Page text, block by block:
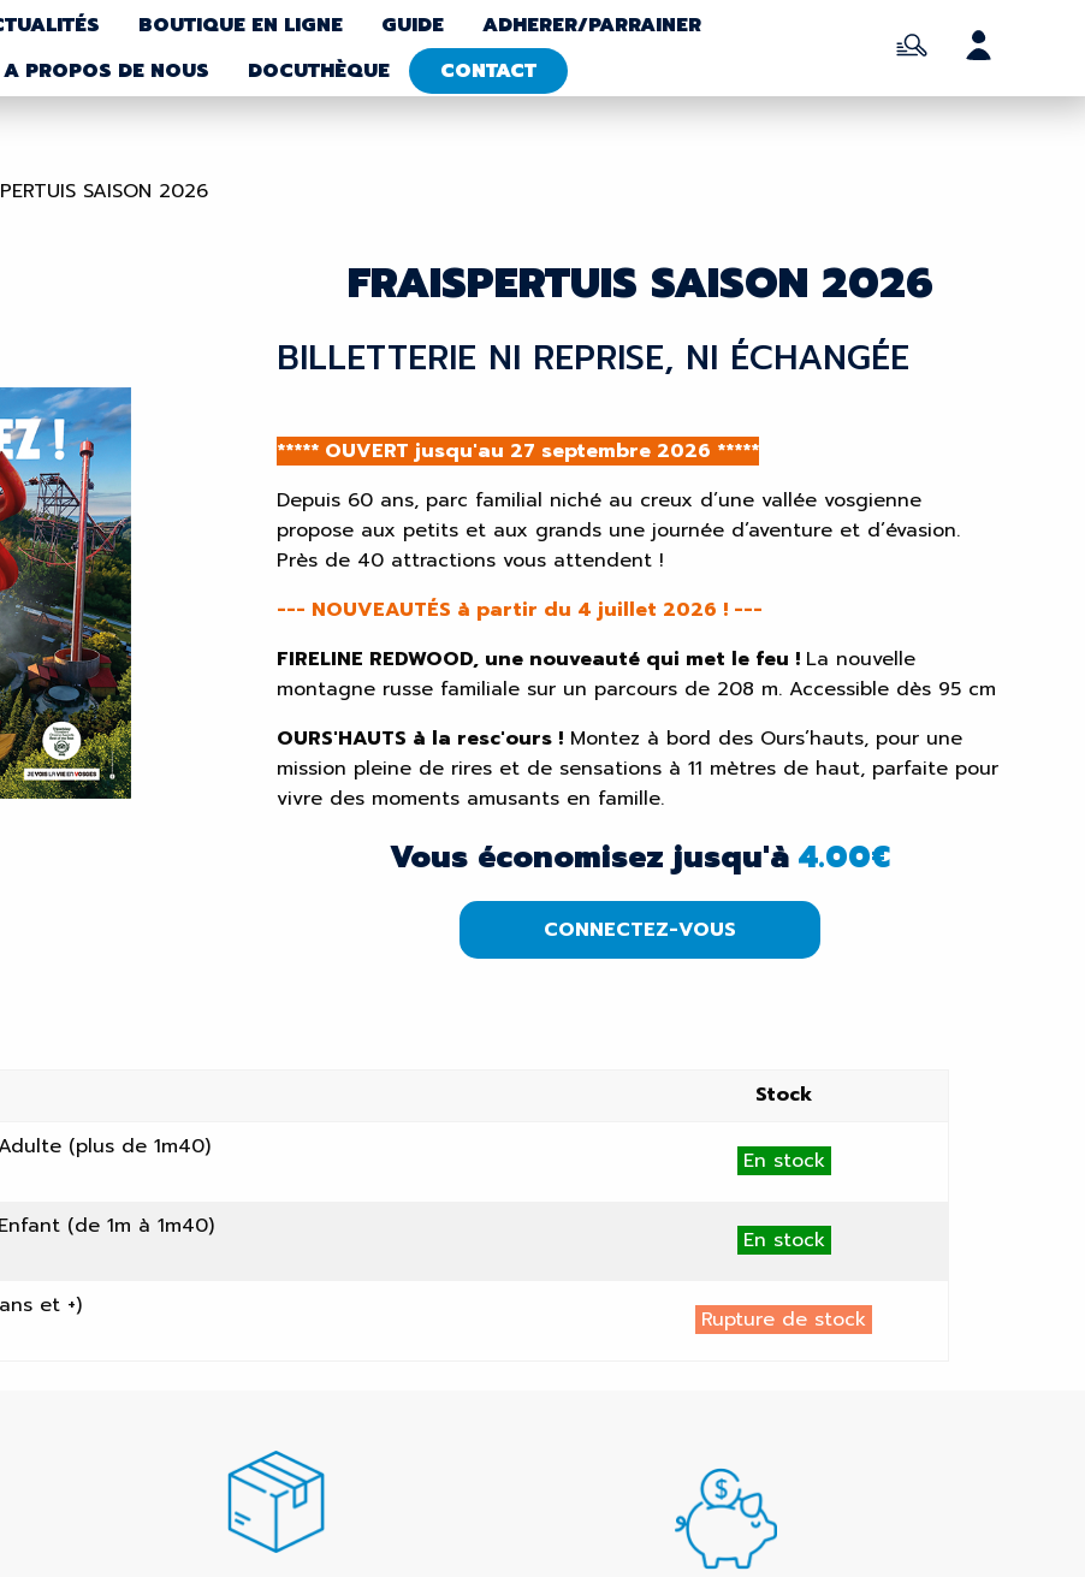
BOUTIQUE EN LIGNE GUIDE
ADHERER/PARRAINER
A PROPOS DE NOUS
DOCUTHÈQUE CONTACT
SAISON 2026
FRAISPERTUIS SAISON 2026
BILLETTERIE NI REPRISE, NI ÉCHANGÉE
***** OUVERT jusqu'au 27 septembre 2026 *****
Depuis 60 ans, parc familial niché au creux d’une vallée vosgienne
propose aux petits et aux grands une journée d’aventure et d’évasion.
Près de 40 attractions vous attendent !
--- NOUVEAUTÉS à partir du 4 juillet 2026 ! ---
FIRELINE REDWOOD, une nouveauté qui met le feu ! La nouvelle
montagne russe familiale sur un parcours de 208 m. Accessible dès 95 cm
OURS'HAUTS à la resc'ours ! Montez à bord des Ours’hauts, pour une
mission pleine de rires et de sensations à 11 mètres de haut, parfaite pour
vivre des moments amusants en famille.
Vous économisez jusqu'à4.00€
CONNECTEZ-VOUS
Stock
(plus de 1m40)
En stock
(de 1m à 1m40)
En stock
et +)
Rupture de stock